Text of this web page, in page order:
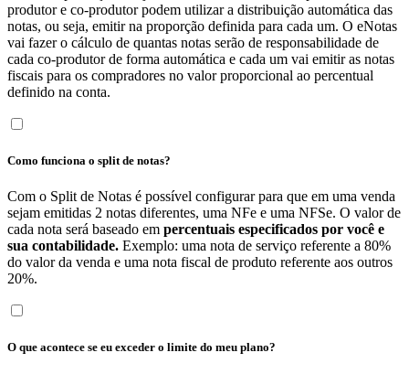
produtor e co-produtor podem utilizar a distribuição automática das
notas, ou seja, emitir na proporção definida para cada um. O eNotas
vai fazer o cálculo de quantas notas serão de responsabilidade de
cada co-produtor de forma automática e cada um vai emitir as notas
fiscais para os compradores no valor proporcional ao percentual
definido na conta.
Como funciona o split de notas?
Com o Split de Notas é possível configurar para que em uma venda
sejam emitidas 2 notas diferentes, uma NFe e uma NFSe. O valor de
cada nota será baseado em percentuais especificados por você e
sua contabilidade. Exemplo: uma nota de serviço referente a 80%
do valor da venda e uma nota fiscal de produto referente aos outros
20%.
O que acontece se eu exceder o limite do meu plano?